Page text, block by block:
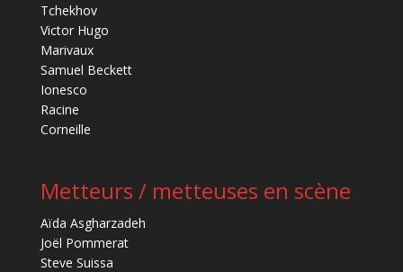
Tchekhov
Victor Hugo
Marivaux
Samuel Beckett
Ionesco
Racine
Corneille
Metteurs / metteuses en scène
Aïda Asgharzadeh
Joël Pommerat
Steve Suissa